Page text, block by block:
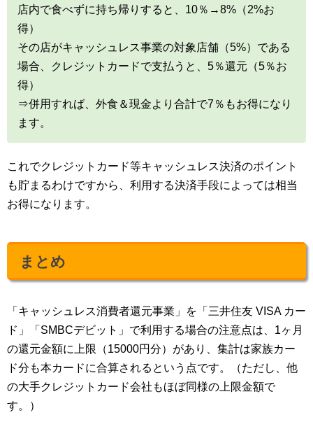
店内で食べずに持ち帰りすると、10％→8%（2%お
得）
その店がキャッシュレス事業の対象店舗（5%）である
場合、クレジットカードで支払うと、5％還元（5％お
得）
⇒併用すれば、外食＆現金より合計で7％もお得になり
ます。
これでクレジットカード等キャッシュレス決済のポイント
も貯まるわけですから、利用する決済手段によっては相当
お得になります。
まとめ
「キャッシュレス消費者還元事業」を「三井住友 VISA カー
ド」「SMBCデビット」で利用する場合の注意点は、1ヶ月
の還元金額に上限（15000円分）があり、集計は家族カー
ド分も本カードに合算されるという点です。（ただし、他
の大手クレジットカード会社もほぼ同様の上限金額で
す。）